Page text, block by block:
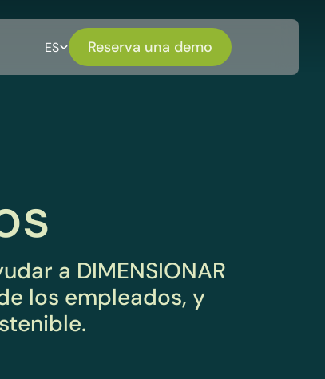
ES Reserva una demo
a DIMENSIONAR
los empleados, y